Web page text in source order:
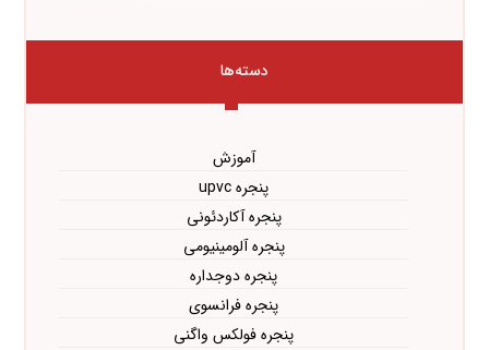
دسته‌ها
آموزش
پنجره upvc
پنجره آکاردئونی
پنجره آلومینیومی
پنجره دوجداره
پنجره فرانسوی
پنجره فولکس واگنی